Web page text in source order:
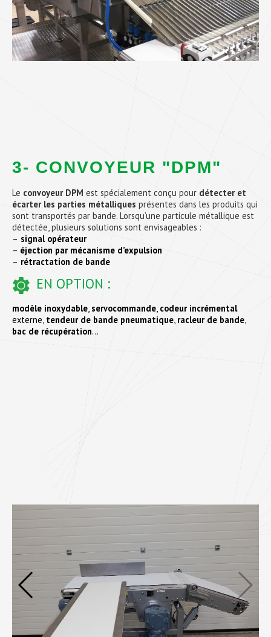
3- CONVOYEUR "DPM"
Le convoyeur DPM est spécialement conçu pour détecter et
écarter les parties métalliques présentes dans les produits qui
sont transportés par bande. Lorsqu’une particule métallique est
détectée, plusieurs solutions sont envisageables :
– signal opérateur
– éjection par mécanisme d’expulsion
– rétractation de bande
EN OPTION :
modèle inoxydable, servocommande, codeur incrémental
externe, tendeur de bande pneumatique, racleur de bande,
bac de récupération…